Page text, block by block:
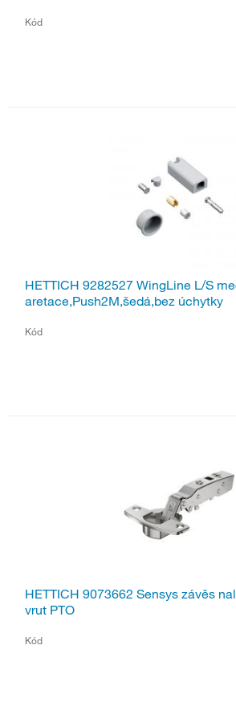
Kód
HETTICH 9282527 WingLine L/S
aretace,Push2M,šedá,bez úchytky
Kód
HETTICH 9073662 Sensys závěs
vrut PTO
Kód